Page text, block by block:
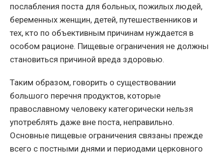
послабления поста для больных, пожилых людей,
беременных женщин, детей, путешественников и
тех, кто по объективным причинам нуждается в
особом рационе. Пищевые ограничения не должны
становиться причиной вреда здоровью.
Таким образом, говорить о существовании
большого перечня продуктов, которые
православному человеку категорически нельзя
употреблять даже вне поста, неправильно.
Основные пищевые ограничения связаны прежде
всего с постными днями и периодами церковного